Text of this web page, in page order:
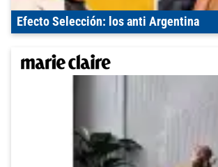
Efecto Selección: los anti Argentina